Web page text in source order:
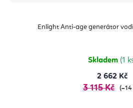
Enlight Anti-age generátor
Skladem (1
2 662 Kč
3 115 Kč (–14